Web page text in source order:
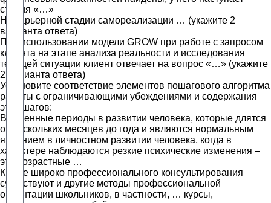
стадия «…»
На карьерной стадии самореализации … (укажите 2
варианта ответа)
При использовании модели GROW при работе с запросом
клиента на этапе анализа реальности и исследования
текущей ситуации клиент отвечает на вопрос «…» (укажите
2 варианта ответа)
Установите соответствие элементов пошагового алгоритма
работы с ограничивающими убеждениями и содержания
этих шагов:
Временные периоды в развитии человека, которые длятся
от нескольких месяцев до года и являются нормальным
явлением в личностном развитии человека, когда в
характере наблюдаются резкие психические изменения –
это возрастные …
Кроме широко профессионального консультирования
существуют и другие методы профессиональной
ориентации школьников, в частности, … курсы,